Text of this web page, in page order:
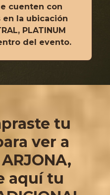
cuenten con
en la ubicación
PLATINUM
del evento.
tu
ver a
aquí tu